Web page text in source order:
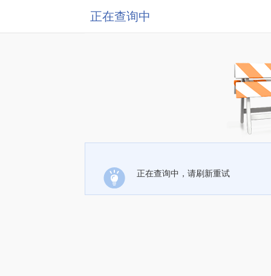
正在查询中
正在查询中，请刷新重试